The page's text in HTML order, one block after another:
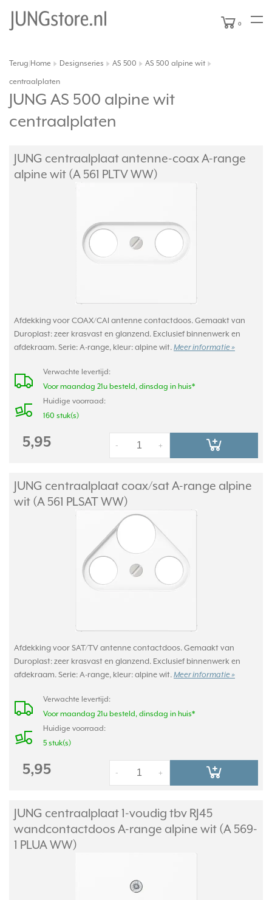
0
Terug Home Designseries AS 500 AS 500 alpine wit
centraalplaten
JUNG AS 500 alpine wit
centraalplaten
JUNG centraalplaat antenne-coax A-range
alpine wit (A 561 PLTV WW)
Afdekking voor COAX/CAI antenne contactdoos. Gemaakt van
Duroplast: zeer krasvast en glanzend. Exclusief binnenwerk en
afdekraam. Serie: A-range, kleur: alpine wit. Meer informatie »
Verwachte levertijd:
Voor maandag 21u besteld, dinsdag in huis*
Huidige voorraad:
160 stuk(s)
5,95 +
-
JUNG centraalplaat coax/sat A-range alpine
wit (A 561 PLSAT WW)
Afdekking voor SAT/TV antenne contactdoos. Gemaakt van
Duroplast: zeer krasvast en glanzend. Exclusief binnenwerk en
afdekraam. Serie: A-range, kleur: alpine wit. Meer informatie »
Verwachte levertijd:
Voor maandag 21u besteld, dinsdag in huis*
Huidige voorraad:
5 stuk(s)
5,95 +
-
JUNG centraalplaat 1-voudig tbv RJ45
wandcontactdoos A-range alpine wit (A 569-
1 PLUA WW)